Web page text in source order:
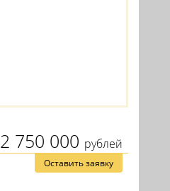
2 750 000 рублей
Оставить заявку